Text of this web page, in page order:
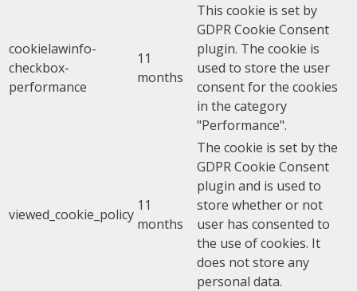
cookielawinfo-
checkbox-
performance
11
months
This cookie is set by
GDPR Cookie Consent
plugin. The cookie is
used to store the user
consent for the cookies
in the category
"Performance".
viewed_cookie_policy
11
months
The cookie is set by the
GDPR Cookie Consent
plugin and is used to
store whether or not
user has consented to
the use of cookies. It
does not store any
personal data.